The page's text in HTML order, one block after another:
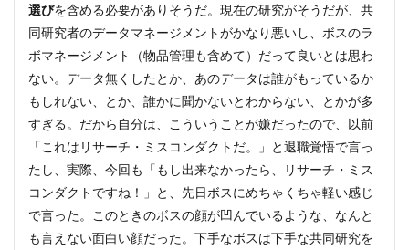
選びを含める必要がありそうだ。現在の研究がそうだが、共
同研究者のデータマネージメントがかなり悪いし、ボスのラ
ボマネージメント（物品管理も含めて）だって良いとは思わ
ない。データ無くしたとか、あのデータは誰がもっているか
もしれない、とか、誰かに聞かないとわからない、とかが多
すぎる。だから自分は、こういうことが嫌だったので、以前
「これはリサーチ・ミスコンダクトだ。」と退職覚悟で言っ
たし、実際、今回も「もし出来なかったら、リサーチ・ミス
コンダクトですね！」と、先日ボスにめちゃくちゃ軽い感じ
で言った。このときのボスの顔が凹んでいるような、なんと
も言えない面白い顔だった。下手なボスは下手な共同研究を